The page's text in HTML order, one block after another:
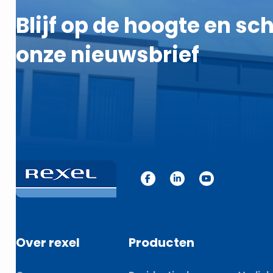
Blijf op de hoogte en
onze nieuwsbrief
Over rexel Producten